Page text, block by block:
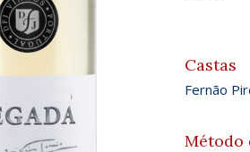
Castas
Fernão
Método